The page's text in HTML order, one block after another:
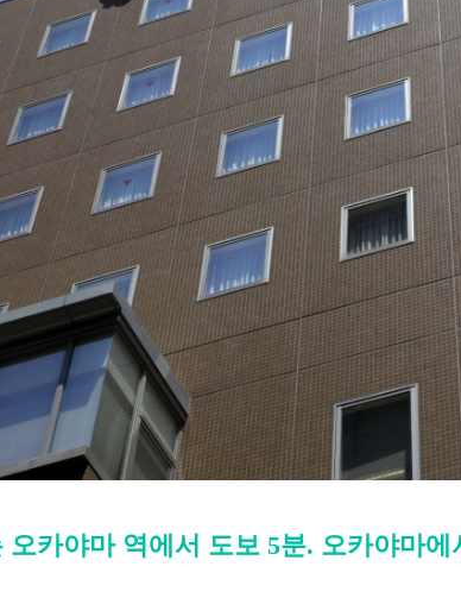
카야마 역에서 도보 5분. 오카야마